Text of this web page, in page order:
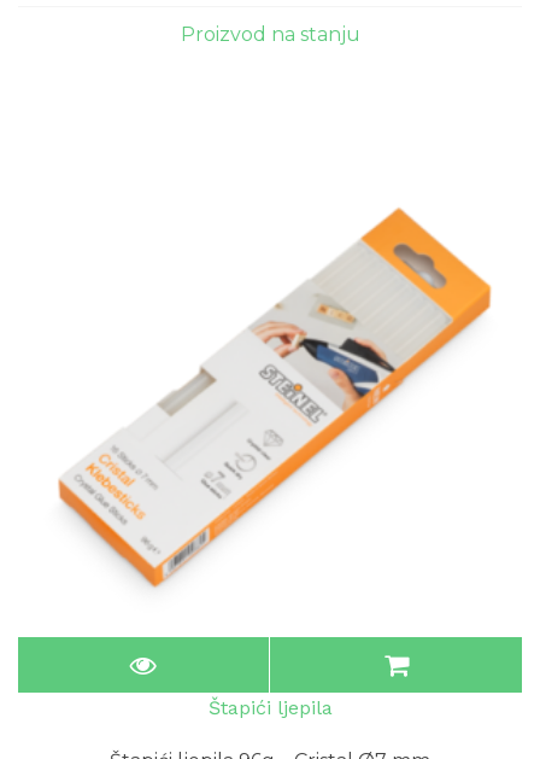
Proizvod na stanju
Štapići ljepila